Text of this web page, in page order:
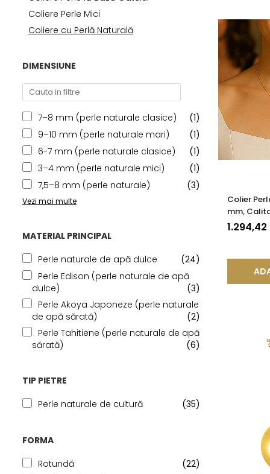
Seturi Perle cu Argint
Brățări cu Perle
Brose cu Perle
Coliere Perle Mici
Coliere cu Perlă Naturală
DIMENSIUNE
7–8 mm (perle naturale clasice)
(1)
9–10 mm (perle naturale mari)
(1)
6-7 mm (perle naturale clasice)
(1)
3–4 mm (perle naturale mici)
(1)
7,5–8 mm (perle naturale)
(3)
Vezi mai multe
MATERIAL PRINCIPAL
Perle naturale de apă dulce
(24)
Perle Edison (perle naturale de apă
dulce)
(3)
Perle Akoya Japoneze (perle naturale
de apă sărată)
(2)
Perle Tahitiene (perle naturale de apă
sărată)
(6)
TIP PIETRE
Perle naturale de cultură
(35)
FORMA
Rotundă
(22)
Colier
mm,
585) |
1.294,42